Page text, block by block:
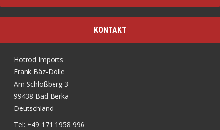
KONTAKT
Hotrod Imports
Frank Bäz-Dölle
Am Schloßberg 3
99438 Bad Berka
Deutschland
Tel: +49 171 1958 996